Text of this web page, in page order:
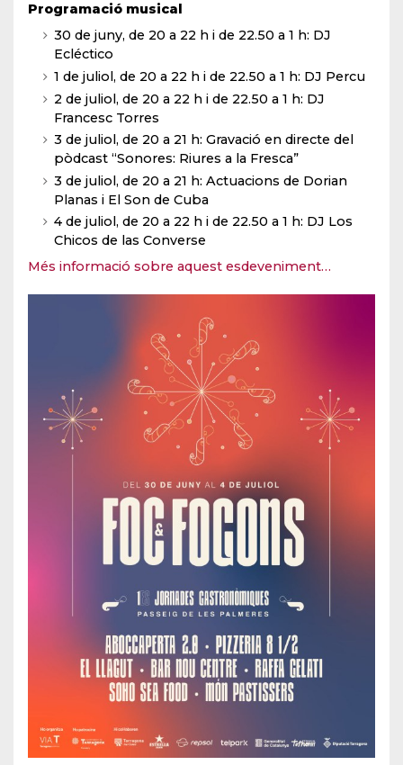
Programació musical
30 de juny, de 20 a 22 h i de 22.50 a 1 h: DJ
Ecléctico
1 de juliol, de 20 a 22 h i de 22.50 a 1 h: DJ Percu
2 de juliol, de 20 a 22 h i de 22.50 a 1 h: DJ
Francesc Torres
3 de juliol, de 20 a 21 h: Gravació en directe del
pòdcast “Sonores: Riures a la Fresca”
3 de juliol, de 20 a 21 h: Actuacions de Dorian
Planas i El Son de Cuba
4 de juliol, de 20 a 22 h i de 22.50 a 1 h: DJ Los
Chicos de las Converse
Més informació sobre aquest esdeveniment…